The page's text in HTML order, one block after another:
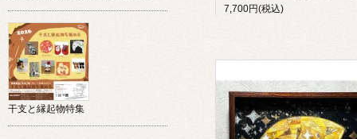
7,700円(税込)
干支と縁起物特集